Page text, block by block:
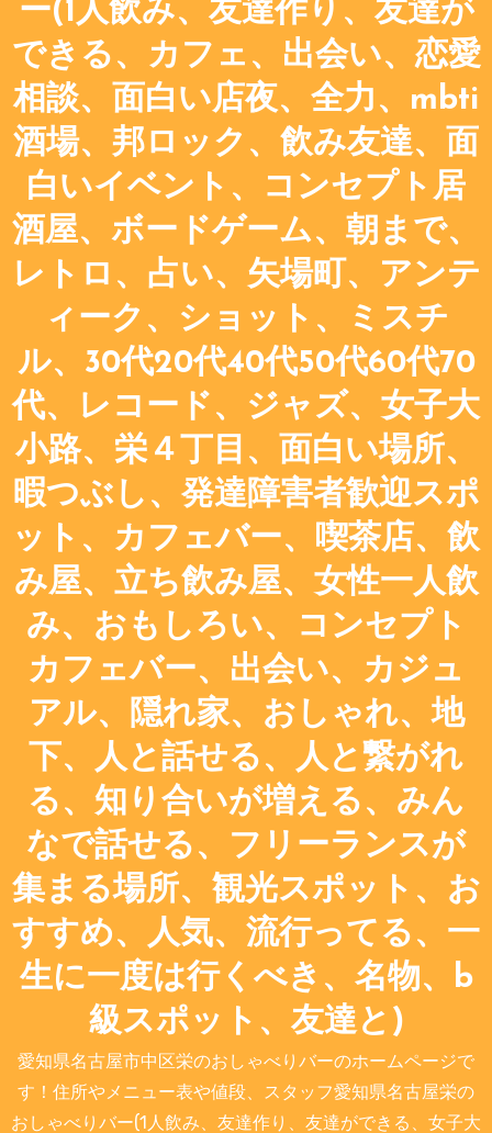
ー(1人飲み、友達作り、友達が
できる、カフェ、出会い、恋愛
相談、面白い店夜、全力、mbti
酒場、邦ロック、飲み友達、面
白いイベント、コンセプト居
酒屋、ボードゲーム、朝まで、
レトロ、占い、矢場町、アンテ
ィーク、ショット、ミスチ
ル、30代20代40代50代60代70
代、レコード、ジャズ、女子大
小路、栄４丁目、面白い場所、
暇つぶし、発達障害者歓迎スポ
ット、カフェバー、喫茶店、飲
み屋、立ち飲み屋、女性一人飲
み、おもしろい、コンセプト
カフェバー、出会い、カジュ
アル、隠れ家、おしゃれ、地
下、人と話せる、人と繋がれ
る、知り合いが増える、みん
なで話せる、フリーランスが
集まる場所、観光スポット、お
すすめ、人気、流行ってる、一
生に一度は行くべき、名物、b
級スポット、友達と)
愛知県名古屋市中区栄のおしゃべりバーのホームページで
す！住所やメニュー表や値段、スタッフ愛知県名古屋栄の
おしゃべりバー(1人飲み、友達作り、友達ができる、女子大